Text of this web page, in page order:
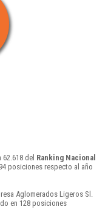
del Ranking Nacional
posiciones respecto al año
Aglomerados Ligeros Sl.
en 128 posiciones